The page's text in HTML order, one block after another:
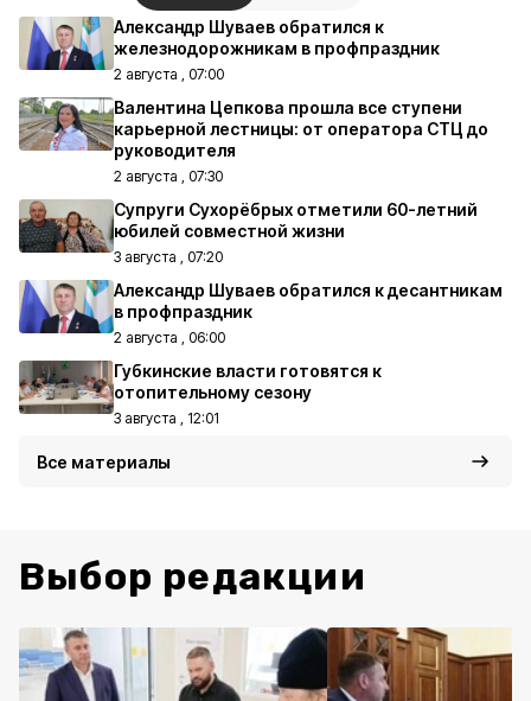
Александр Шуваев обратился к
железнодорожникам в профпраздник
2 августа , 07:00
Валентина Цепкова прошла все ступени
карьерной лестницы: от оператора СТЦ до
руководителя
2 августа , 07:30
Супруги Сухорёбрых отметили 60-летний
юбилей совместной жизни
3 августа , 07:20
Александр Шуваев обратился к десантникам
в профпраздник
2 августа , 06:00
Губкинские власти готовятся к
отопительному сезону
3 августа , 12:01
Все материалы
Выбор редакции